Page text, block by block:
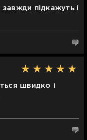
підкажуть і
швидко і